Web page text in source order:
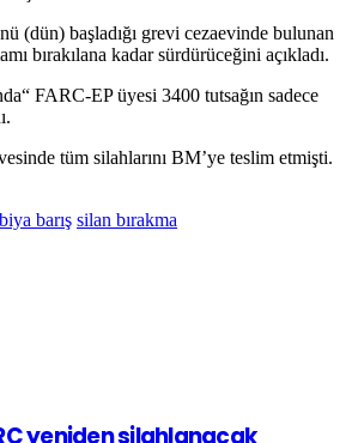
(dün) başladığı grevi cezaevinde bulunan
bırakılana kadar sürdürüceğini açıkladı.
FARC-EP üyesi 3400 tutsağın sadece
tüm silahlarını BM’ye teslim etmişti.
barış silan bırakma